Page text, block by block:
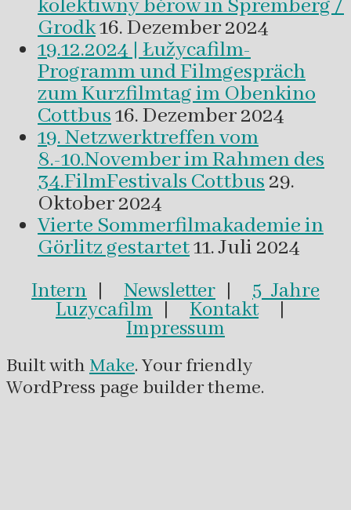
kolektiwny běrow in Spremberg /
Grodk16. Dezember 2024
19.12.2024 | Łužycafilm-
Programm und Filmgespräch
zum Kurzfilmtag im Obenkino
Cottbus16. Dezember 2024
19. Netzwerktreffen vom
8.-10.November im Rahmen des
34.FilmFestivals Cottbus29.
Oktober 2024
Vierte Sommerfilmakademie in
Görlitz gestartet11. Juli 2024
Intern | Newsletter | 5 Jahre
Luzycafilm | Kontakt|
Impressum
Built withMake. Your friendly
WordPress page builder theme.